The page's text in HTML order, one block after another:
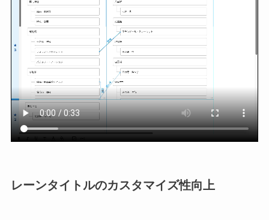
レーンタイトルのカスタマイズ性向上